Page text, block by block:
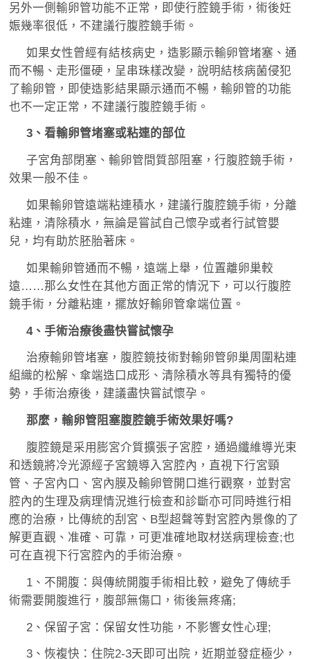
另外一側輸卵管功能不正常，即使行腔鏡手術，術後妊
娠幾率很低，不建議行腹腔鏡手術。
如果女性曾經有結核病史，造影顯示輸卵管堵塞、通
而不暢、走形僵硬，呈串珠樣改變，說明結核病菌侵犯
了輸卵管，即使造影結果顯示通而不暢，輸卵管的功能
也不一定正常，不建議行腹腔鏡手術。
3、看輸卵管堵塞或粘連的部位
子宮角部閉塞、輸卵管間質部阻塞，行腹腔鏡手術，
效果一般不佳。
如果輸卵管遠端粘連積水，建議行腹腔鏡手術，分離
粘連，清除積水，無論是嘗試自己懷孕或者行試管嬰
兒，均有助於胚胎著床。
如果輸卵管通而不暢，遠端上舉，位置離卵巢較
遠……那么女性在其他方面正常的情況下，可以行腹腔
鏡手術，分離粘連，擺放好輸卵管傘端位置。
4、手術治療後盡快嘗試懷孕
治療輸卵管堵塞，腹腔鏡技術對輸卵管卵巢周圍粘連
組織的松解、傘端造口成形、清除積水等具有獨特的優
勢，手術治療後，建議盡快嘗試懷孕。
那麼，輸卵管阻塞腹腔鏡手術效果好嗎?
腹腔鏡是采用膨宮介質擴張子宮腔，通過纖維導光束
和透鏡將冷光源經子宮鏡導入宮腔內，直視下行宮頸
管、子宮內口、宮內膜及輸卵管開口進行觀察，並對宮
腔內的生理及病理情況進行檢查和診斷亦可同時進行相
應的治療，比傳統的刮宮、B型超聲等對宮腔內景像的了
解更直觀、准確、可靠，可更准確地取材送病理檢查;也
可在直視下行宮腔內的手術治療。
1、不開腹：與傳統開腹手術相比較，避免了傳統手
術需要開腹進行，腹部無傷口，術後無疼痛;
2、保留子宮：保留女性功能，不影響女性心理;
3、恢複快：住院2-3天即可出院，近期並發症極少，